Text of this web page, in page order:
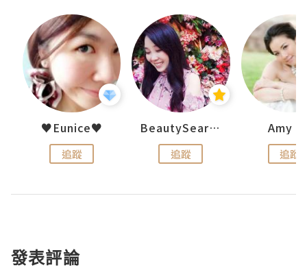
♥Eunice♥
追蹤
BeautySearch
追蹤
Amy
追蹤
發表評論